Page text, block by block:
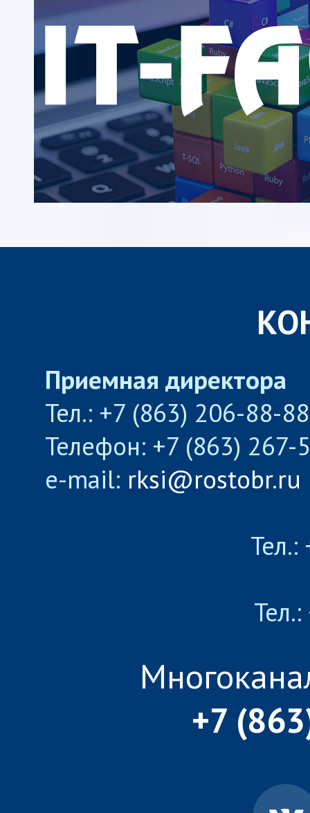
Приемная директора
Тел.: +7 (863) 206-88-
Телефон: +7 (863) 267-
e-mail: rksi@rostobr.ru
+7